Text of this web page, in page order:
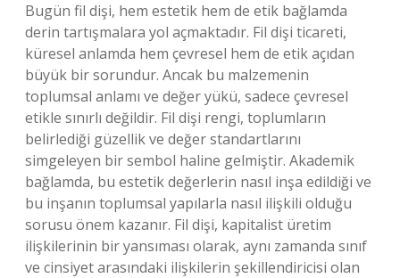
Bugün fil dişi, hem estetik hem de etik bağlamda
derin tartışmalara yol açmaktadır. Fil dişi ticareti,
küresel anlamda hem çevresel hem de etik açıdan
büyük bir sorundur. Ancak bu malzemenin
toplumsal anlamı ve değer yükü, sadece çevresel
etikle sınırlı değildir. Fil dişi rengi, toplumların
belirlediği güzellik ve değer standartlarını
simgeleyen bir sembol haline gelmiştir. Akademik
bağlamda, bu estetik değerlerin nasıl inşa edildiği ve
bu inşanın toplumsal yapılarla nasıl ilişkili olduğu
sorusu önem kazanır. Fil dişi, kapitalist üretim
ilişkilerinin bir yansıması olarak, aynı zamanda sınıf
ve cinsiyet arasındaki ilişkilerin şekillendiricisi olan